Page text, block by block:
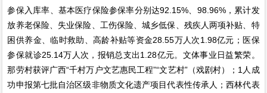
参保入库率、基本医疗保险参保率分别达92.15%、98.96%，累计发
放养老保险、失业保险、工伤保险、城乡低保、残疾人两项补贴、特
困供养金、临时救助、高龄补贴等资金28.55万人次1.98亿元；医保
参保就诊25.14万人次，报销总支出1.28亿元。文体事业日益繁荣。
那劳村获评广西“千村万户文艺惠民工程”“文艺村”（戏剧村）；1人成
功申报第七批自治区级非物质文化遗产项目代表性传承人；西林代表